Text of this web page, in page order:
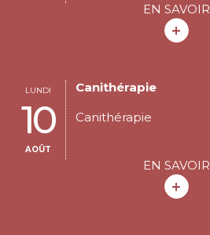
EN SAVOIR
LUNDI
10
AOÛT
Canithérapie
Canithérapie
EN SAVOIR